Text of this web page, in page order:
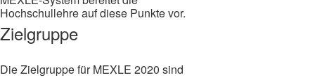
Hochschullehre auf diese Punkte vor.
Zielgruppe
Die Zielgruppe für MEXLE 2020 sind